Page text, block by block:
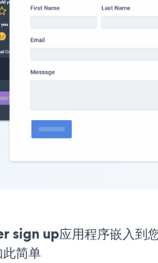
sign up应用程序嵌入到
简单